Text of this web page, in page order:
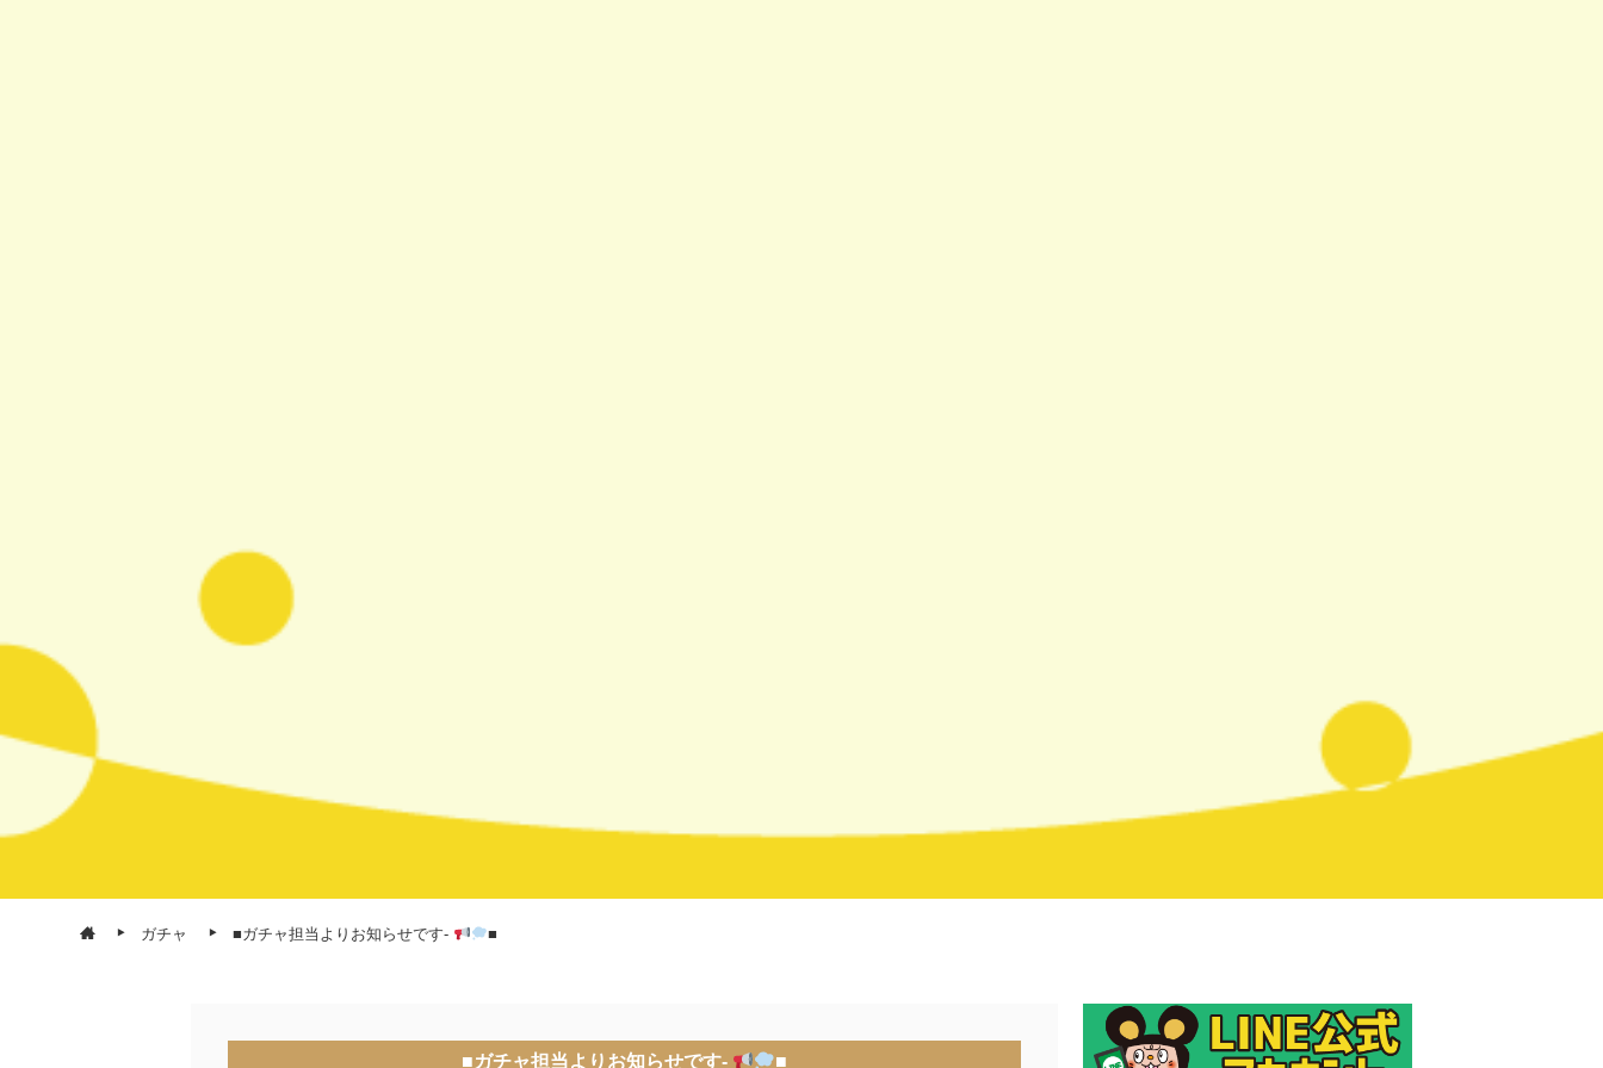
ガチャ ■ガチャ担当よりお知らせです- ■
■ガチャ担当よりお知らせです- ■